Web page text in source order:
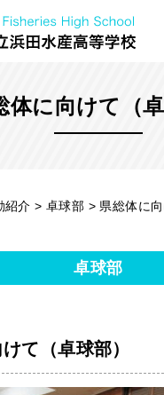
体に向けて（卓
部活動紹介
紹介 >卓球部 > 県総体に
卓球部
て（卓球部）